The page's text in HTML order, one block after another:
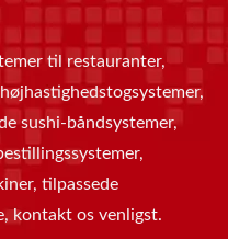
til restauranter,
sushi-båndsystemer,
tilpassede
kontakt os venligst.